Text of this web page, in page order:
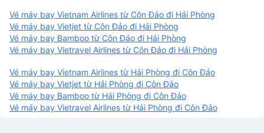
Vé máy bay Vietnam Airlines từ Côn Đảo đi Hải Phòng
Vé máy bay Vietjet từ Côn Đảo đi Hải Phòng
Vé máy bay Bamboo từ Côn Đảo đi Hải Phòng
Vé máy bay Vietravel Airlines từ Côn Đảo đi Hải Phòng
Vé máy bay Vietnam Airlines từ Hải Phòng đi Côn Đảo
Vé máy bay Vietjet từ Hải Phòng đi Côn Đảo
Vé máy bay Bamboo từ Hải Phòng đi Côn Đảo
Vé máy bay Vietravel Airlines từ Hải Phòng đi Côn Đảo